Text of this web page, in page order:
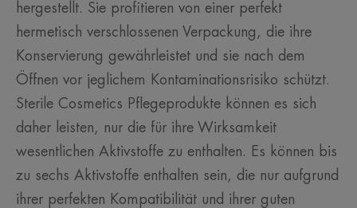
hergestellt. Sie profitieren von einer perfekt
hermetisch verschlossenen Verpackung, die ihre
Konservierung gewährleistet und sie nach dem
Öffnen vor jeglichem Kontaminationsrisiko schützt.
Sterile Cosmetics Pflegeprodukte können es sich
daher leisten, nur die für ihre Wirksamkeit
wesentlichen Aktivstoffe zu enthalten. Es können bis
zu sechs Aktivstoffe enthalten sein, die nur aufgrund
ihrer perfekten Kompatibilität und ihrer guten